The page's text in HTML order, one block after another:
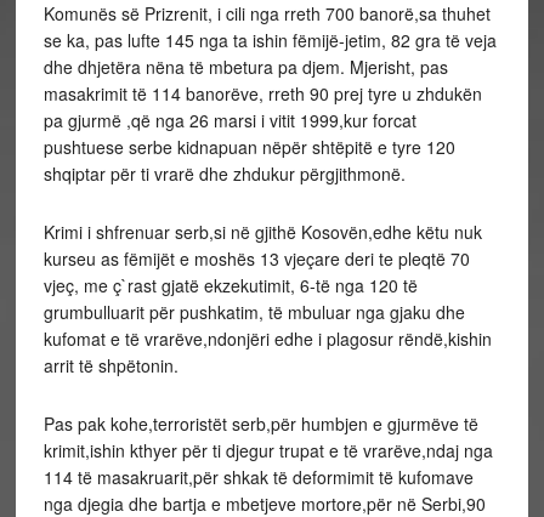
Komunës së Prizrenit, i cili nga rreth 700 banorë,sa thuhet
se ka, pas lufte 145 nga ta ishin fëmijë-jetim, 82 gra të veja
dhe dhjetëra nëna të mbetura pa djem. Mjerisht, pas
masakrimit të 114 banorëve, rreth 90 prej tyre u zhdukën
pa gjurmë ,që nga 26 marsi i vitit 1999,kur forcat
pushtuese serbe kidnapuan nëpër shtëpitë e tyre 120
shqiptar për ti vrarë dhe zhdukur përgjithmonë.
Krimi i shfrenuar serb,si në gjithë Kosovën,edhe këtu nuk
kurseu as fëmijët e moshës 13 vjeçare deri te pleqtë 70
vjeç, me ç`rast gjatë ekzekutimit, 6-të nga 120 të
grumbulluarit për pushkatim, të mbuluar nga gjaku dhe
kufomat e të vrarëve,ndonjëri edhe i plagosur rëndë,kishin
arrit të shpëtonin.
Pas pak kohe,terroristët serb,për humbjen e gjurmëve të
krimit,ishin kthyer për ti djegur trupat e të vrarëve,ndaj nga
114 të masakruarit,për shkak të deformimit të kufomave
nga djegia dhe bartja e mbetjeve mortore,për në Serbi,90